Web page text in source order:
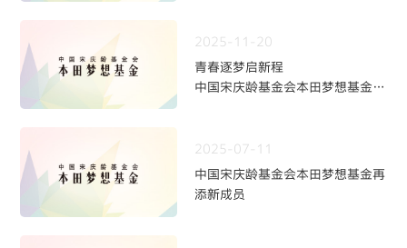
2025-11-20
青春逐梦启新程
中国宋庆龄基金会本田梦想基金第
2025-07-11
中国宋庆龄基金会本田梦想基金再
添新成员